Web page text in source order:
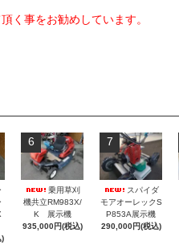
く事をお勧めしています。
6
乗用草刈
機共立RM983X/
K 展示機
935,000円(税込)
7
スパイダ
モアオーレックS
P853A展示機
290,000円(税込)